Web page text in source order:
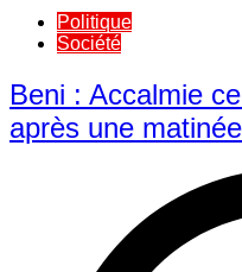
Politique
Société
Beni : Accalmie
après une